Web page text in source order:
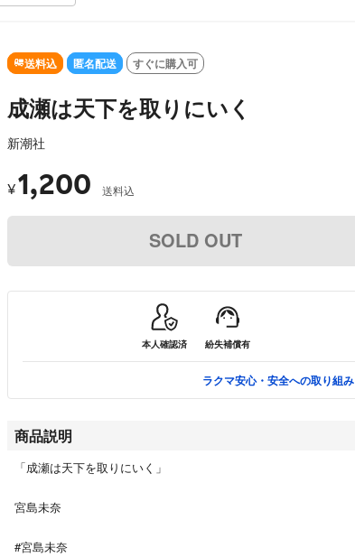
送料込 匿名配送 すぐに購入可
成瀬は天下を取りにいく
新潮社
¥1,200 送料込
SOLD OUT
本人確認済 紛失補償有
ラクマ安心・安全への取り組み
商品説明
「成瀬は天下を取りにいく」
宮島未奈
#宮島未奈